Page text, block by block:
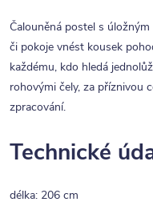
Čalouněná postel s
či pokoje vnést kousek
každému, kdo hledá
rohovými čely, za příznivou
zpracování.
Technické
délka: 206 cm